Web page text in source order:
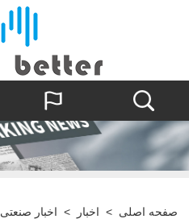
صفحه اصلی > اخبار > اخبار صنعتی